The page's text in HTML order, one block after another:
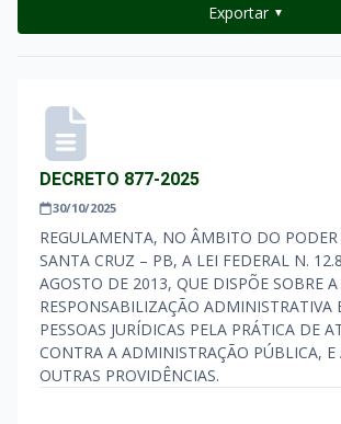
Exportar ▼
DECRETO 877-2025
30/10/2025
REGULAMENTA, NO ÂMBITO DO PODER
SANTA CRUZ – PB, A LEI FEDERAL N.
AGOSTO DE 2013, QUE DISPÕE SOBRE A
RESPONSABILIZAÇÃO ADMINISTRATIVA
PESSOAS JURÍDICAS PELA PRÁTICA DE
CONTRA A ADMINISTRAÇÃO PÚBLICA,
OUTRAS PROVIDÊNCIAS.